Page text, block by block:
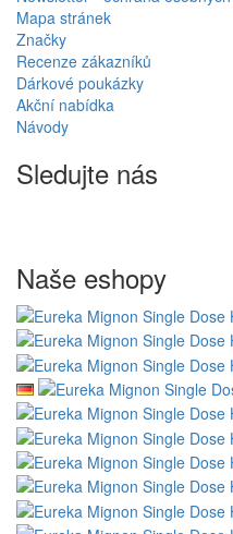
Mapa stránek
Značky
Recenze zákazníků
Dárkové poukázky
Akční nabídka
Návody
Sledujte nás
Naše eshopy